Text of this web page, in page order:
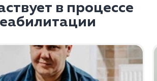
в процессе